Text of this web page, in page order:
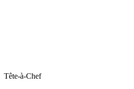
Tête-à-Chef